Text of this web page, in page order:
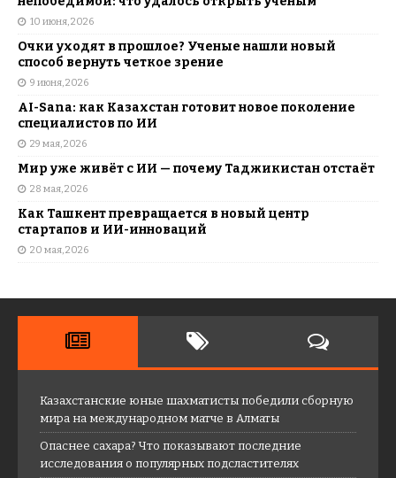
10 июня, 2026
Очки уходят в прошлое? Ученые нашли новый
способ вернуть четкое зрение
9 июня, 2026
AI-Sana: как Казахстан готовит новое поколение
специалистов по ИИ
29 мая, 2026
Мир уже живёт с ИИ — почему Таджикистан отстаёт
28 мая, 2026
Как Ташкент превращается в новый центр
стартапов и ИИ-инноваций
20 мая, 2026
Казахстанские юные шахматисты победили сборную
мира на международном матче в Алматы
Опаснее сахара? Что показывают последние
исследования о популярных подсластителях